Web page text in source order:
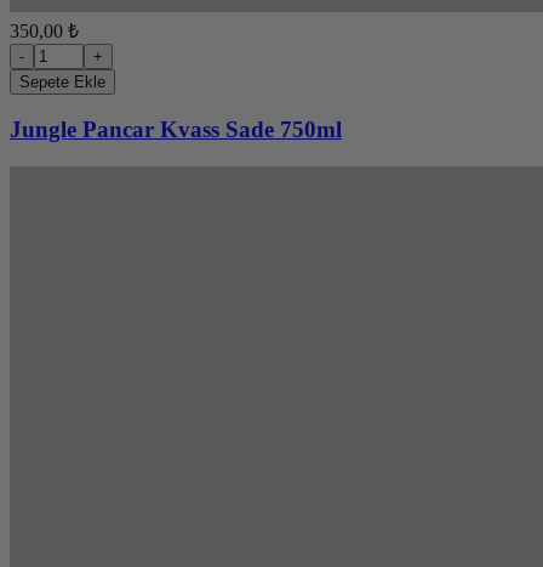
350,00 ₺
-
+
Sepete Ekle
Jungle Pancar Kvass Sade 750ml